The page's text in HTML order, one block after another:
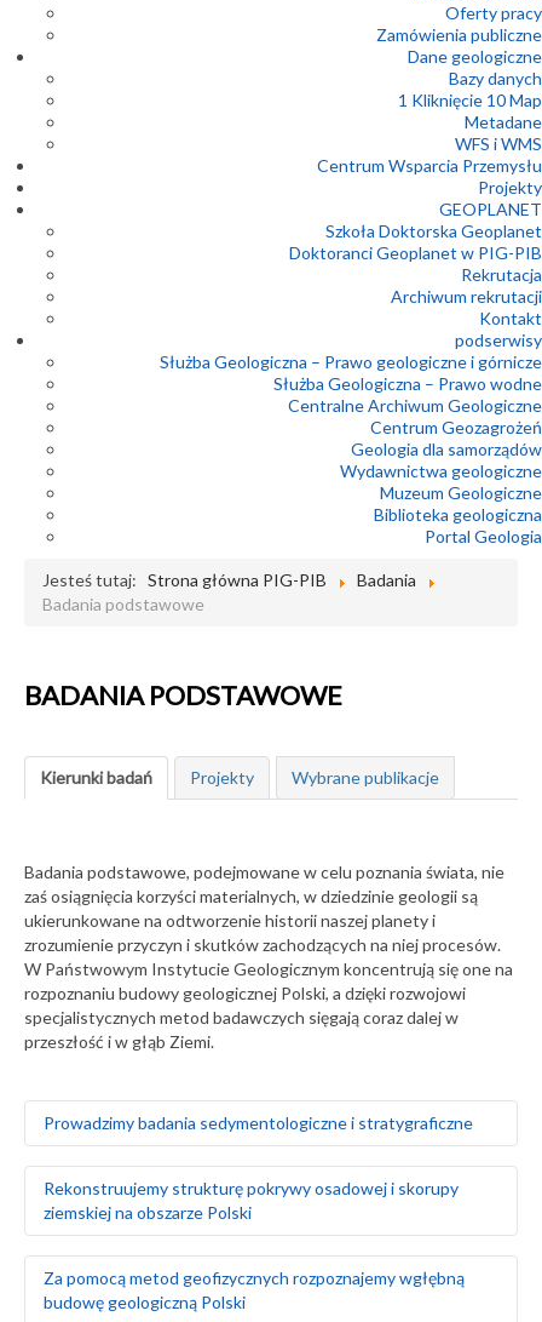
Oferty pracy
Zamówienia publiczne
Dane geologiczne
Bazy danych
1 Kliknięcie 10 Map
Metadane
WFS i WMS
Centrum Wsparcia Przemysłu
Projekty
GEOPLANET
Szkoła Doktorska Geoplanet
Doktoranci Geoplanet w PIG-PIB
Rekrutacja
Archiwum rekrutacji
Kontakt
podserwisy
Służba Geologiczna – Prawo geologiczne i górnicze
Służba Geologiczna – Prawo wodne
Centralne Archiwum Geologiczne
Centrum Geozagrożeń
Geologia dla samorządów
Wydawnictwa geologiczne
Muzeum Geologiczne
Biblioteka geologiczna
Portal Geologia
Jesteś tutaj: Strona główna PIG-PIB
Badania
Badania podstawowe
BADANIA PODSTAWOWE
Kierunki badań Projekty Wybrane publikacje
Badania podstawowe, podejmowane w celu poznania świata, nie
zaś osiągnięcia korzyści materialnych, w dziedzinie geologii są
ukierunkowane na odtworzenie historii naszej planety i
zrozumienie przyczyn i skutków zachodzących na niej procesów.
W Państwowym Instytucie Geologicznym koncentrują się one na
rozpoznaniu budowy geologicznej Polski, a dzięki rozwojowi
specjalistycznych metod badawczych sięgają coraz dalej w
przeszłość i w głąb Ziemi.
Prowadzimy badania sedymentologiczne i stratygraficzne
występujących na obszarze Polski i Europy, zarówno na
powierzchni ziemi, jak i głęboko pod nią
Za pomocą badań makrofaunistycznych,
makroflorystycznych, mikro- i makroplaeontologicznych
oraz palinologicznych określamy wiek skał
Tworzymy podziały litostratygraficzne stratygrafii
Rekonstruujemy strukturę pokrywy osadowej i skorupy
ziemskiej na obszarze Polski
podstawie analizy strukturalnej w odsłonięciach
powierzchniowych i otworach wiertniczych
Za pomocą metod geofizycznych rozpoznajemy wgłębną
budowę geologiczną Polski